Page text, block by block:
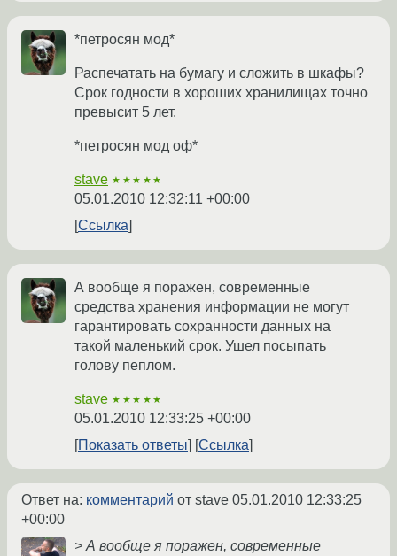
*петросян мод*
Распечатать на бумагу и сложить в шкафы?
Срок годности в хороших хранилищах точно
превысит 5 лет.
*петросян мод оф*
stave ★★★★★
05.01.2010 12:32:11 +00:00
Ссылка
А вообще я поражен, современные
средства хранения информации не могут
гарантировать сохранности данных на
такой маленький срок. Ушел посыпать
голову пеплом.
stave ★★★★★
05.01.2010 12:33:25 +00:00
Показать ответы
Ссылка
Ответ на: комментарий от stave 05.01.2010 12:33:25
+00:00
> А вообще я поражен, современные